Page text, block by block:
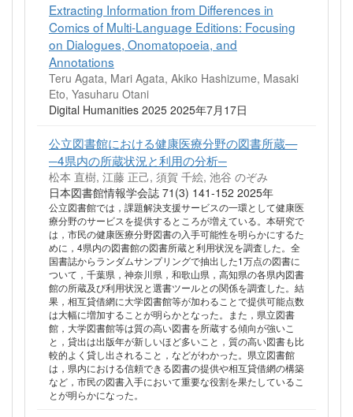
Extracting Information from Differences in
Comics of Multi-Language Editions: Focusing
on Dialogues, Onomatopoeia, and
Annotations
Teru Agata, Mari Agata, Akiko Hashizume, Masaki
Eto, Yasuharu Otani
Digital Humanities 2025 2025年7月17日
公立図書館における健康医療分野の図書所蔵—
─4県内の所蔵状況と利用の分析─
松本 直樹, 江藤 正己, 須賀 千絵, 池谷 のぞみ
日本図書館情報学会誌 71(3) 141-152 2025年
公立図書館では，課題解決支援サービスの一環として健康医
療分野のサービスを提供するところが増えている。本研究で
は，市民の健康医療分野図書の入手可能性を明らかにするた
めに，4県内の図書館の図書所蔵と利用状況を調査した。全
国書誌からランダムサンプリングで抽出した1万点の図書に
ついて，千葉県，神奈川県，和歌山県，高知県の各県内図書
館の所蔵及び利用状況と選書ツールとの関係を調査した。結
果，相互貸借網に大学図書館等が加わることで提供可能点数
は大幅に増加することが明らかとなった。また，県立図書
館，大学図書館等は質の高い図書を所蔵する傾向が強いこ
と，貸出は出版年が新しいほど多いこと，質の高い図書も比
較的よく貸し出されること，などがわかった。県立図書館
は，県内における信頼できる図書の提供や相互貸借網の構築
など，市民の図書入手において重要な役割を果たしているこ
とが明らかになった。